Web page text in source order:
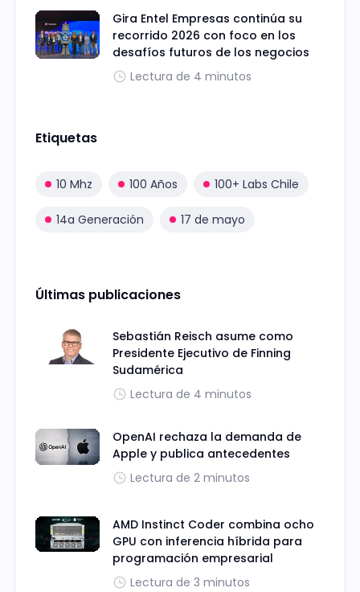
Gira Entel Empresas continúa su
recorrido 2026 con foco en los
desafíos futuros de los negocios
Lectura de 4 minutos
Etiquetas
10 Mhz 100 Años 100+ Labs Chile
14a Generación 17 de mayo
Últimas publicaciones
Sebastián Reisch asume como
Presidente Ejecutivo de Finning
Sudamérica
Lectura de 4 minutos
OpenAI rechaza la demanda de
Apple y publica antecedentes
Lectura de 2 minutos
AMD Instinct Coder combina ocho
GPU con inferencia híbrida para
programación empresarial
Lectura de 3 minutos